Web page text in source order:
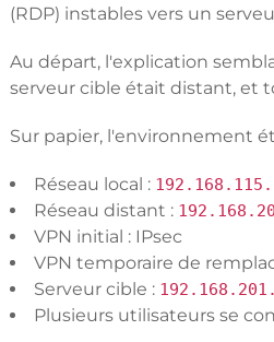
(RDP) instables vers un
Au départ, l'explication
serveur cible était distant, et
Sur papier, l'environnement
Réseau local :
Réseau distant :
VPN initial : IPsec
VPN temporaire de
Serveur cible :
Plusieurs utilisateurs se